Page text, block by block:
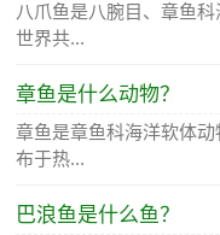
八爪鱼是八腕目、章鱼
世界共...
章鱼是什么动物？
章鱼是章鱼科海洋软体
布于热...
巴浪鱼是什么鱼？